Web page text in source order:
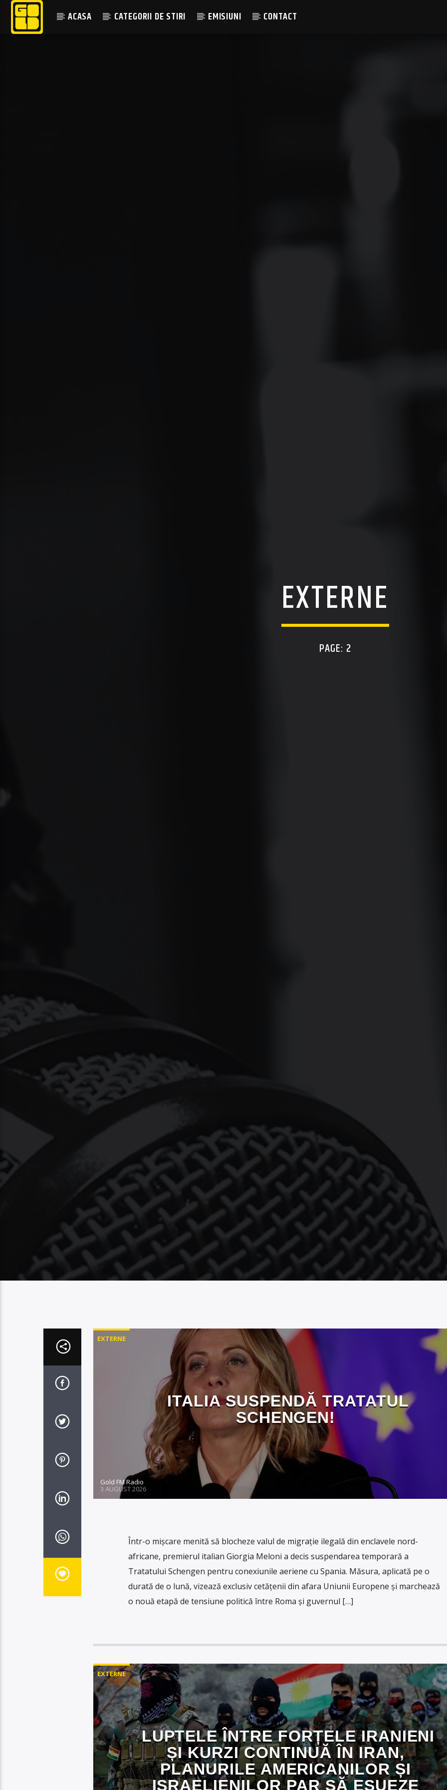
ACASA CATEGORII DE STIRI EMISIUNI CONTACT
EXTERNE
PAGE: 2
EXTERNE
ITALIA SUSPENDĂ TRATATUL
SCHENGEN!
Gold FM Radio
3 AUGUST 2026
Într-o mișcare menită să blocheze valul de migrație ilegală din enclavele nord-
africane, premierul italian Giorgia Meloni a decis suspendarea temporară a
Tratatului Schengen pentru conexiunile aeriene cu Spania. Măsura, aplicată pe o
durată de o lună, vizează exclusiv cetățenii din afara Uniunii Europene și marchează
o nouă etapă de tensiune politică între Roma și guvernul […]
EXTERNE
LUPTELE ÎNTRE FORȚELE IRANIENI
ȘI KURZI CONTINUĂ ÎN IRAN,
PLANURILE AMERICANILOR ȘI
ISRAELIENILOR PAR SĂ EȘUEZE